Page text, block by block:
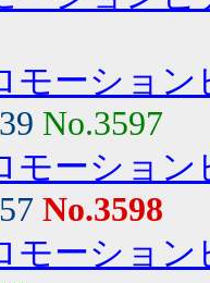
モーショ
No.3597
モーショ
No.3598
モーショ